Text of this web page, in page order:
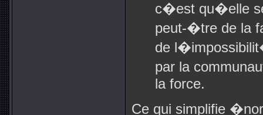
c�est qu�elle
peut-�tre de la
de
par la
la force.
Ce qui simplifie